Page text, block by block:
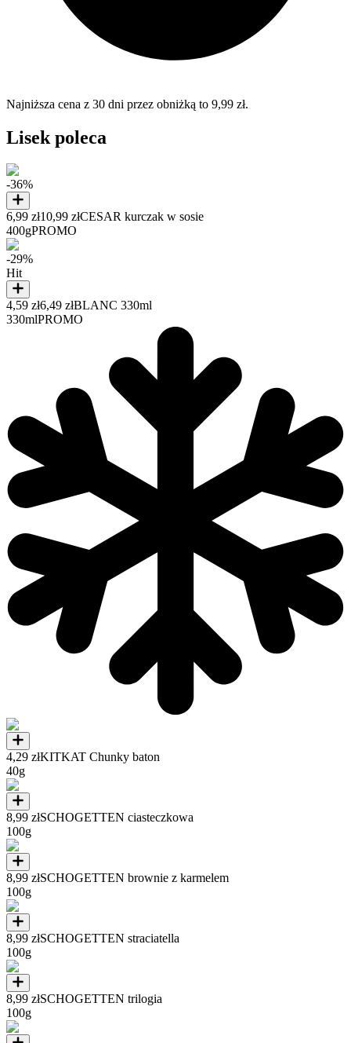
Najniższa cena z 30 dni przez obniżką to 9,99 zł.
Lisek poleca
-36%
6,99 zł10,99 złCESAR kurczak w sosie
400gPROMO
-29%
Hit
4,59 zł6,49 złBLANC 330ml
330mlPROMO
4,29 złKITKAT Chunky baton
40g
8,99 złSCHOGETTEN ciasteczkowa
100g
8,99 złSCHOGETTEN brownie z karmelem
100g
8,99 złSCHOGETTEN straciatella
100g
8,99 złSCHOGETTEN trilogia
100g